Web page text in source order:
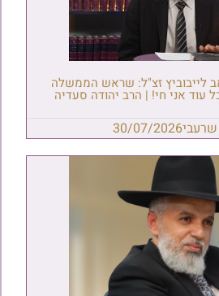
לייבוביץ זצ"ל: שראש הממשלה
עוד אני חי! | הרב יהודה סעדיה
30/07/2026